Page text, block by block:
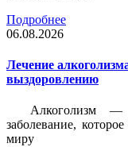
Подробнее
06.08.2026
Лечение
выздоровлению
Алкоголизм —
заболевание,
миру